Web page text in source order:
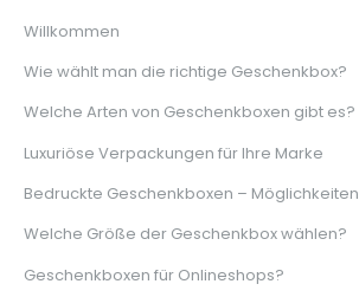
Willkommen
Wie wählt man die richtige Geschenkbox?
Welche Arten von Geschenkboxen gibt es?
Luxuriöse Verpackungen für Ihre Marke
Bedruckte Geschenkboxen – Möglichkeiten
Welche Größe der Geschenkbox wählen?
Geschenkboxen für Onlineshops?